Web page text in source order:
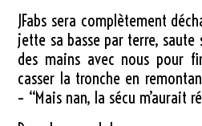
JFabs sera complètement
jette sa basse par terre,
des mains avec nous pour
casser la tronche en
– “Mais nan, la sécu m’aurait